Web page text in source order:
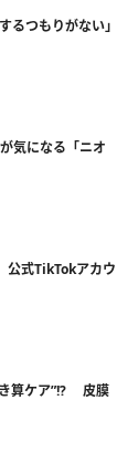
るつもりがない」
気になる「ニオ
公式TikTokアカウ
算ケア”!? 皮膜